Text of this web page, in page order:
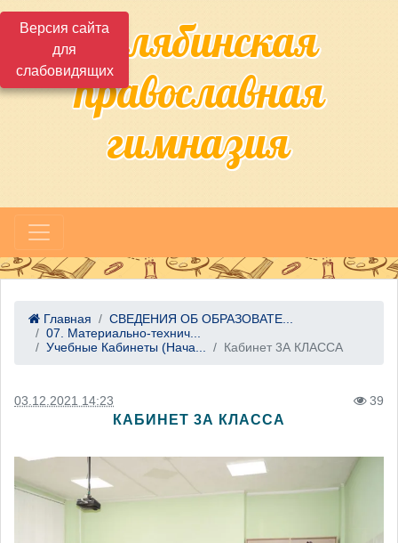
Версия сайта
для
слабовидящихЧелябинская
православная
гимназия
Главная
СВЕДЕНИЯ ОБ ОБРАЗОВАТЕ...
07. Материально-технич...
Учебные Кабинеты (Нача...
Кабинет 3А КЛАССА
03.12.2021 14:23 39
КАБИНЕТ 3А КЛАССА